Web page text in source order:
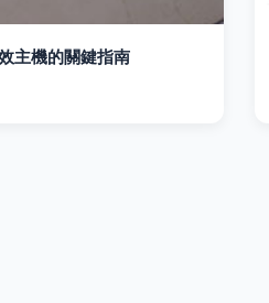
主機的關鍵指南